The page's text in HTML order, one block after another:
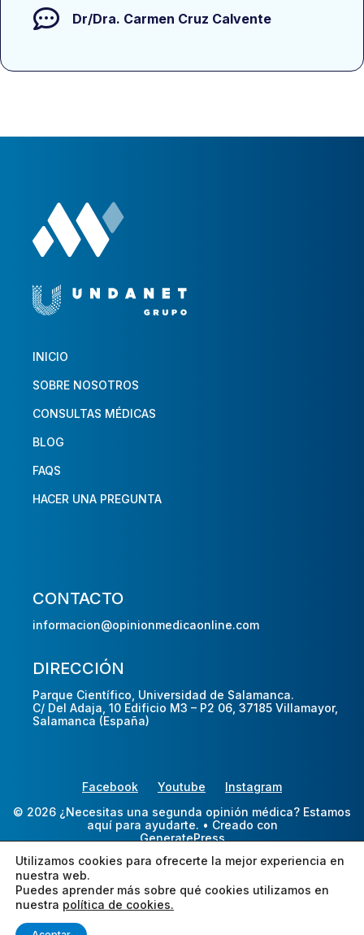
Dr/Dra. Carmen Cruz Calvente
INICIO
SOBRE NOSOTROS
CONSULTAS MÉDICAS
BLOG
FAQS
HACER UNA PREGUNTA
CONTACTO
informacion@opinionmedicaonline.com
DIRECCIÓN
Parque Científico, Universidad de Salamanca.
C/ Del Adaja, 10 Edificio M3 – P2 06, 37185 Villamayor,
Salamanca (España)
Facebook Youtube
Instagram
© 2026 ¿Necesitas una segunda opinión médica? Estamos
aquí para ayudarte. • Creado con
GeneratePress
Utilizamos cookies para ofrecerte la mejor experiencia en
nuestra web.
Puedes aprender más sobre qué cookies utilizamos en
nuestra política de cookies.